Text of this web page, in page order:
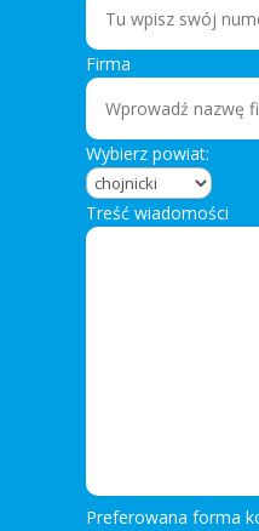
Firma
Wybierz powiat:
Treść wiadomości
Preferowana forma